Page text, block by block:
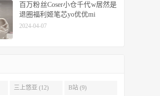
百万粉丝Coser小仓千代w居然是
退圈福利姬笔芯yo优优mi
2024-04-07
三上悠亚 (12) B站 (9)